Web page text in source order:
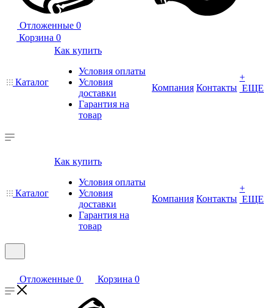
Отложенные 0
Корзина 0
Каталог
Как купить
Условия оплаты
Условия
доставки
Гарантия на
товар
Компания Контакты
+
ЕЩЕ
Каталог
Как купить
Условия оплаты
Условия
доставки
Гарантия на
товар
Компания Контакты
+
ЕЩЕ
Отложенные 0 Корзина 0